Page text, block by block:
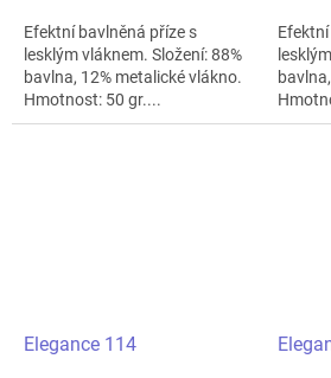
Efektní bavlněná příze s
lesklým vláknem. Složení: 88%
bavlna, 12% metalické vlákno.
Hmotnost: 50 gr....
Elegance 114